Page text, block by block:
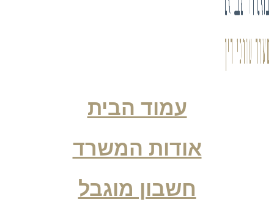
עמוד הבית
אודות המשרד
חשבון מוגבל